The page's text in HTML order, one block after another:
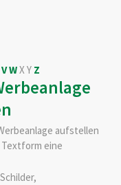
VWXY Z
aufstellen
eine